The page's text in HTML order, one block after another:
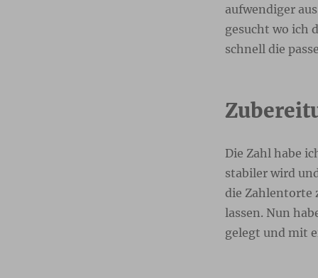
aufwendiger
gesucht wo ich
schnell die
Die Zahl habe
stabiler wird
die Zahlentorte
lassen. Nun
gelegt und mit